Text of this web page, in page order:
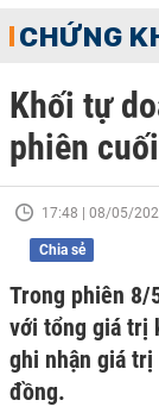
CHỨNG
Khối tự
phiên
17:48 | 08/05/
Chia sẻ
Trong phiên 8/
với tổng giá trị
ghi nhận giá
đồng.